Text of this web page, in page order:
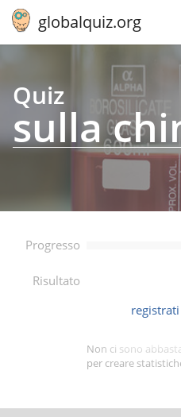
globalquiz.org
Quiz
sulla
Progresso
Risultato --
Non ci sono
per creare
registrati